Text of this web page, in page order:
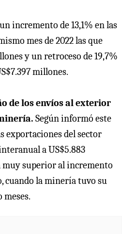
incremento de 13,1% en las
mes de 2022 las que
y un retroceso de 19,7%
millones.
de los envíos al exterior
Según informó este
exportaciones del sector
a US$5.883
muy superior al incremento
cuando la minería tuvo su